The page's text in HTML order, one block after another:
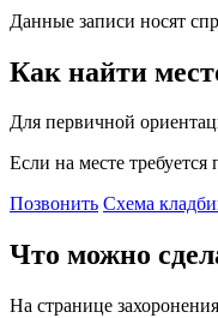
Данные записи носят
Как найти
Для первичной
Если на месте
Позвонить Схема
Что можно
На странице